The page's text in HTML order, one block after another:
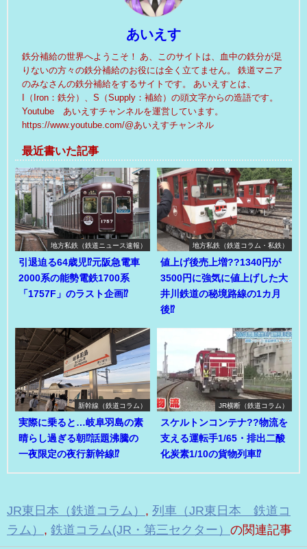
あいえす
鉄分補給の世界へようこそ！ あ、このサイトは、血中の鉄分が足
りないの方々の鉄分補給のお役には全く立てません。 鉄道マニア
のみなさんの鉄分補給をするサイトです。 あいえすとは、
I（Iron：鉄分）、S（Supply：補給）の頭文字からの造語です。
Youtube あいえすチャンネルを運営しています。
https://www.youtube.com/@あいえすチャンネル
最近書いた記事
地方私鉄（鉄道ニュース速報）
引退迫る64歳児⁉元阪急電車
2000系の能勢電鉄1700系
「1757F」のラスト企画⁉
地方私鉄（鉄道コラム・私鉄）
値上げ後売上増??1340円が
3500円に強気に値上げした大
井川鉄道の秘境路線の1カ月
後⁉
新幹線（鉄道コラム）
実際に乗ると…岐阜羽島の素
晴らし過ぎる朝⁉話題沸騰の
一夜限定の夜行新幹線⁉
JR横断（鉄道コラム）
スケルトンコンテナ??物流を
支える運転手1/65・排出二酸
化炭素1/10の貨物列車⁉
JR東日本（鉄道コラム） , 列車（JR東日本 鉄道コ
ラム） , 鉄道コラム(JR・第三セクター） の関連記事